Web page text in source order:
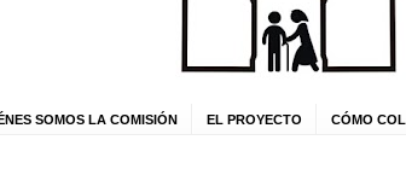
SOMOS LA COMISIÓN EL PROYECTO CÓMO